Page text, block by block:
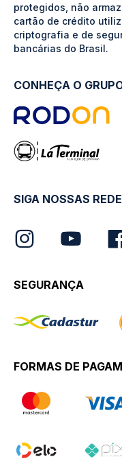
protegidos, não
cartão de crédito
criptografia e de
bancárias do Brasil.
CONHEÇA O
SIGA NOSSAS
SEGURANÇA
FORMAS DE